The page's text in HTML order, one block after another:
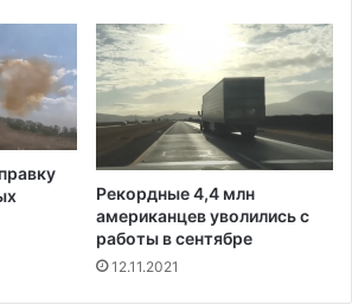
Рекордные 4,4 млн
американцев уволились с
работы в сентябре
12.11.2021